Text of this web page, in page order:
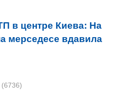
в центре Киева: На
мерседесе вдавила
(6736)